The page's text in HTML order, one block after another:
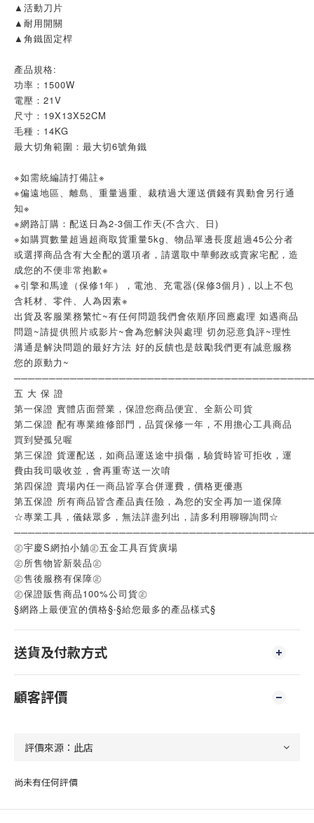
▲活動刀片
▲耐用開關
▲角鐵固定桿
產品規格:
功率：1500W
電壓：21V
尺寸：19X13X52CM
毛種：14KG
最大切角範圍：最大切6號角鐵
※如需統編請打備註※
※偏遠地區、離島、重量過重、裁積過大運送價錢有異動會另行通
知※
※網路訂購：配送日為2-3個工作天(不含六、日)
※如購買數量超過超商取貨重量5kg、物品單邊長度超過45公分者
或選擇商品含有大全配的選項者，請選取中華郵政或賣家宅配，造
成您的不便非常抱歉※
※引擎和馬達（保修1年），電池、充電器(保修3個月)，以上不包
含耗材、零件、人為因素※
出貨及客服業務繁忙~有任何問題我們會依順序回應處理 如遇商品
問題~請提供照片或影片~會為您解決與處理 切勿惡意負評~理性
溝通是解決問題的最好方法 好的反饋也是鼓勵我們更有誠意服務
您的原動力~
五 大 保 證
第一保證 實體店面營業，保證您商品便宜、全新公司貨
第二保證 配有專業維修部門，品質保修一年，不用擔心工具商品
買到變孤兒喔
第三保證 貨運配送，如商品運送途中損傷，驗貨時皆可拒收，運
費由我司吸收並，會再重寄送一次唷
第四保證 賣場內任一商品皆享合併運費，價格更優惠
第五保證 所有商品皆含產品責任險，為您的安全再加一道保障
☆專業工具，儀錶眾多，無法詳盡列出，請多利用聊聊詢問☆
㊣宇慶S網拍小舖㊣五金工具百貨廣場
㊣所售物皆新裝品㊣
㊣售後服務有保障㊣
㊣保證販售商品100%公司貨㊣
§網路上最便宜的價格§‧§給您最多的產品樣式§
送貨及付款方式
顧客評價
尚未有任何評價